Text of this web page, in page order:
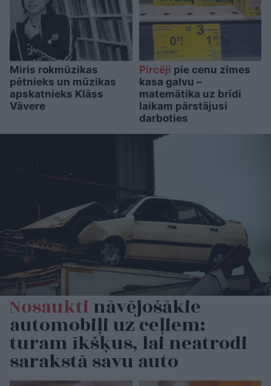
Miris rokmūzikas
pētnieks un mūzikas
apskatnieks Klāss
Vāvere
Pircēji pie cenu zīmes
kasa galvu –
matemātika uz brīdi
laikam pārstājusi
darboties
Nosauktināvējošākie
automobiļi uz ceļiem:
turam īkšķus, lai neatrodi
sarakstā savu auto